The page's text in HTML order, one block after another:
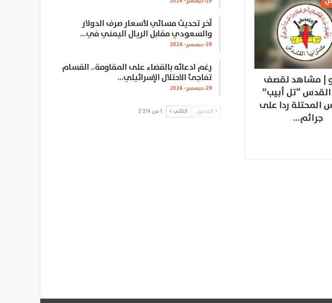
| مشاهد لقصف
القدس “تل أبيب”
المحتلة ردا على
جرائم…
آخر تحديث مسائي لأسعار صرف الدولار
والسعودي مقابل الريال اليمني في…
29-ديسمبر- 2024
رغم ادعائه بالقضاء على المقاومة.. القسام
تفاجئ الاحتلال الإسرائيلي…
29-ديسمبر- 2024
السابق التالي 1 من 2٬214